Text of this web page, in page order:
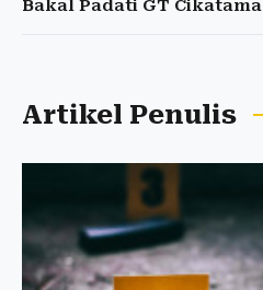
Bakal Padati GT Cikatama
Artikel Penulis